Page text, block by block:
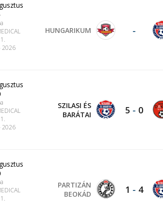
2026
HUNGARIKUM -
2026
SZILASI ÉS
BARÁTAI
5 - 0
PARTIZÁN
BEOKÁD
1 - 4